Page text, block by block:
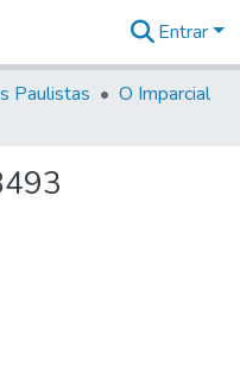
Entrar
Paulistas
O Imparcial